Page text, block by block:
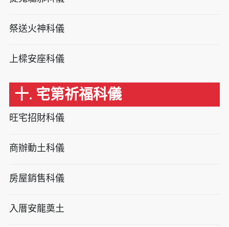
祭送火神科儀
上樑安座科儀
十. 宅第祈福科儀
旺宅招財科儀
商辦動土科儀
房屋銷售科儀
入厝安龍奠土